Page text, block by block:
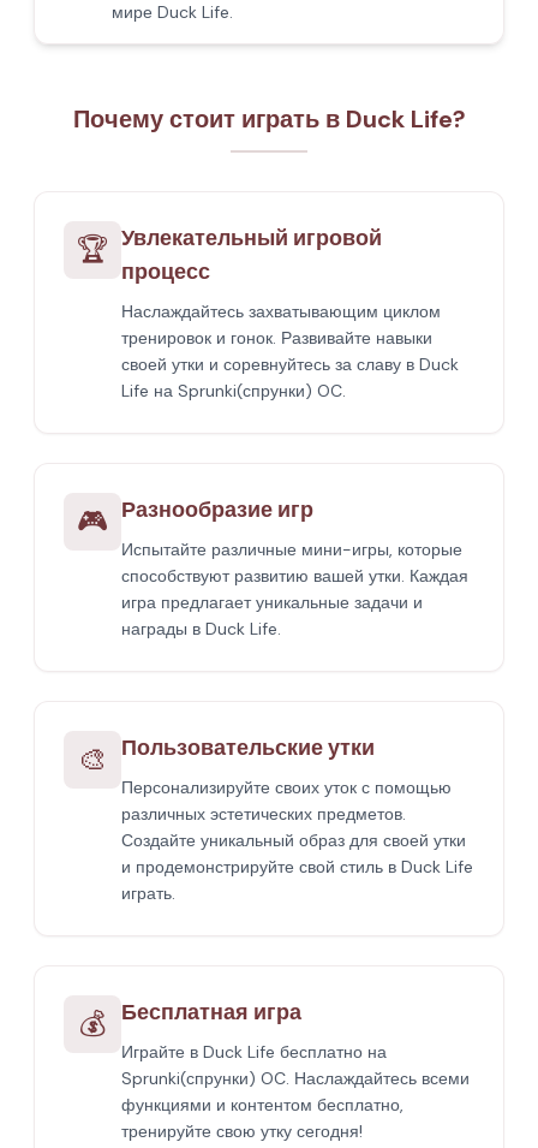
мире Duck Life.
Почему стоит играть в Duck Life?
🏆 Увлекательный игровой
процесс
Наслаждайтесь захватывающим циклом
тренировок и гонок. Развивайте навыки
своей утки и соревнуйтесь за славу в Duck
Life на Sprunki(спрунки) OC.
🎮 Разнообразие игр
Испытайте различные мини-игры, которые
способствуют развитию вашей утки. Каждая
игра предлагает уникальные задачи и
награды в Duck Life.
🎨 Пользовательские утки
Персонализируйте своих уток с помощью
различных эстетических предметов.
Создайте уникальный образ для своей утки
и продемонстрируйте свой стиль в Duck Life
играть.
💰 Бесплатная игра
Играйте в Duck Life бесплатно на
Sprunki(спрунки) OC. Наслаждайтесь всеми
функциями и контентом бесплатно,
тренируйте свою утку сегодня!